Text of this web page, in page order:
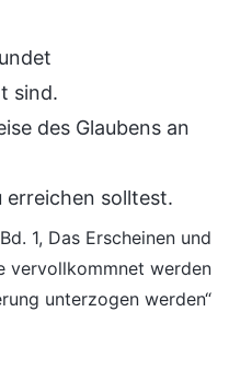
sind.
des Glaubens an
erreichen solltest.
1, Das Erscheinen und
vervollkommnet werden
unterzogen werden“